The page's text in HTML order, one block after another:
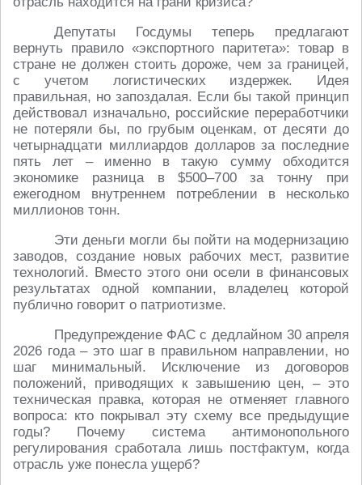
Депутаты Госдумы теперь предлагают
вернуть правило «экспортного паритета»: товар в
стране не должен стоить дороже, чем за границей,
с учетом логистических издержек. Идея
правильная, но запоздалая. Если бы такой принцип
действовал изначально, российские переработчики
не потеряли бы, по грубым оценкам, от десяти до
четырнадцати миллиардов долларов за последние
пять лет – именно в такую сумму обходится
экономике разница в $500–700 за тонну при
ежегодном внутреннем потреблении в несколько
миллионов тонн.
Эти деньги могли бы пойти на модернизацию
заводов, создание новых рабочих мест, развитие
технологий. Вместо этого они осели в финансовых
результатах одной компании, владелец которой
публично говорит о патриотизме.
Предупреждение ФАС с дедлайном 30 апреля
2026 года – это шаг в правильном направлении, но
шаг минимальный. Исключение из договоров
положений, приводящих к завышению цен, – это
техническая правка, которая не отменяет главного
вопроса: кто покрывал эту схему все предыдущие
годы? Почему система антимонопольного
регулирования сработала лишь постфактум, когда
отрасль уже понесла ущерб?